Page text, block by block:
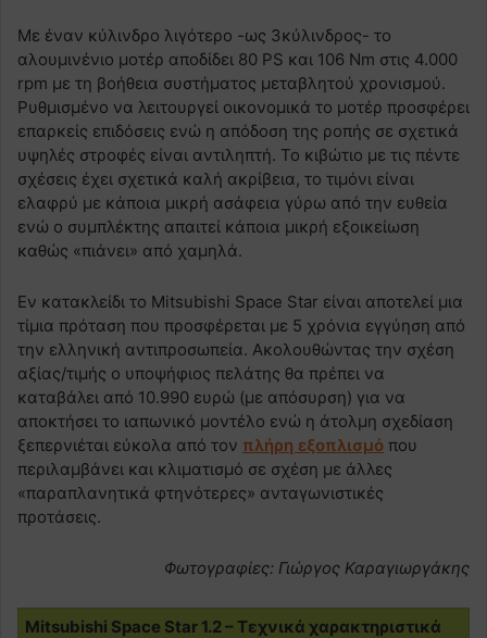
Με έναν κύλινδρο λιγότερο -ως 3κύλινδρος- το
αλουμινένιο μοτέρ αποδίδει 80 PS και 106 Nm στις 4.000
rpm με τη βοήθεια συστήματος μεταβλητού χρονισμού.
Ρυθμισμένο να λειτουργεί οικονομικά το μοτέρ προσφέρει
επαρκείς επιδόσεις ενώ η απόδοση της ροπής σε σχετικά
υψηλές στροφές είναι αντιληπτή. Το κιβώτιο με τις πέντε
σχέσεις έχει σχετικά καλή ακρίβεια, το τιμόνι είναι
ελαφρύ με κάποια μικρή ασάφεια γύρω από την ευθεία
ενώ ο συμπλέκτης απαιτεί κάποια μικρή εξοικείωση
καθώς «πιάνει» από χαμηλά.
Εν κατακλείδι το Mitsubishi Space Star είναι αποτελεί μια
τίμια πρόταση που προσφέρεται με 5 χρόνια εγγύηση από
την ελληνική αντιπροσωπεία. Ακολουθώντας την σχέση
αξίας/τιμής ο υποψήφιος πελάτης θα πρέπει να
καταβάλει από 10.990 ευρώ (με απόσυρση) για να
αποκτήσει το ιαπωνικό μοντέλο ενώ η άτολμη σχεδίαση
ξεπερνιέται εύκολα από τον πλήρη εξοπλισμό που
περιλαμβάνει και κλιματισμό σε σχέση με άλλες
«παραπλανητικά φτηνότερες» ανταγωνιστικές
προτάσεις.
Φωτογραφίες: Γιώργος Καραγιωργάκης
Mitsubishi Space Star 1.2 – Τεχνικά χαρακτηριστικά